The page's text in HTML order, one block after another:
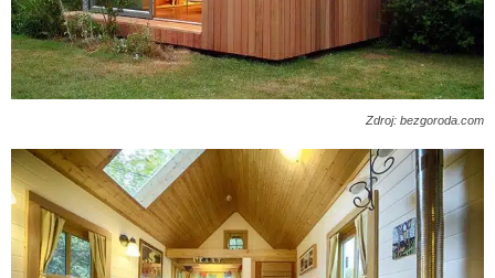
Zdroj: bezgoroda.com